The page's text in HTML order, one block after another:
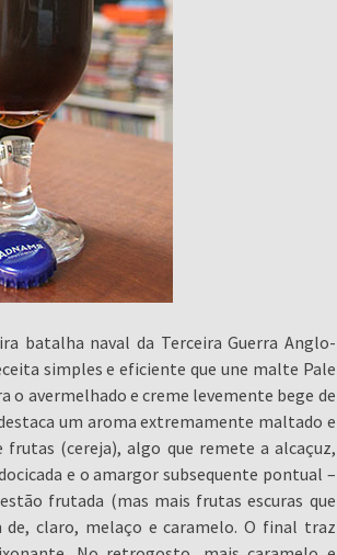
batalha naval da Terceira Guerra Anglo-
simples e eficiente que une malte Pale
o avermelhado e creme levemente bege de
um aroma extremamente maltado e
(cereja), algo que remete a alcaçuz,
e o amargor subsequente pontual –
frutada (mas mais frutas escuras que
de, claro, melaço e caramelo. O final traz